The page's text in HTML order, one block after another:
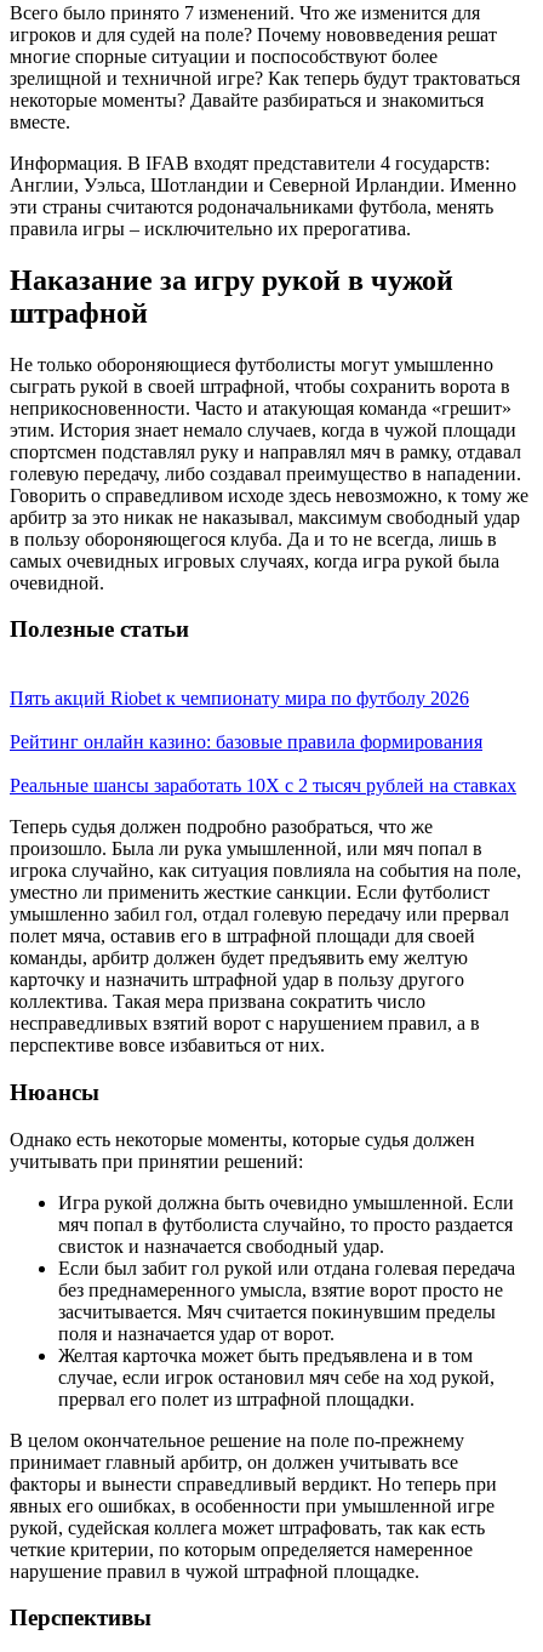
Всего было принято 7 изменений. Что же изменится для
игроков и для судей на поле? Почему нововведения решат
многие спорные ситуации и поспособствуют более
зрелищной и техничной игре? Как теперь будут трактоваться
некоторые моменты? Давайте разбираться и знакомиться
вместе.
Информация. В IFAB входят представители 4 государств:
Англии, Уэльса, Шотландии и Северной Ирландии. Именно
эти страны считаются родоначальниками футбола, менять
правила игры – исключительно их прерогатива.
Наказание за игру рукой в чужой
штрафной
Не только обороняющиеся футболисты могут умышленно
сыграть рукой в своей штрафной, чтобы сохранить ворота в
неприкосновенности. Часто и атакующая команда «грешит»
этим. История знает немало случаев, когда в чужой площади
спортсмен подставлял руку и направлял мяч в рамку, отдавал
голевую передачу, либо создавал преимущество в нападении.
Говорить о справедливом исходе здесь невозможно, к тому же
арбитр за это никак не наказывал, максимум свободный удар
в пользу обороняющегося клуба. Да и то не всегда, лишь в
самых очевидных игровых случаях, когда игра рукой была
очевидной.
Полезные статьи
Пять акций Riobet к чемпионату мира по футболу 2026
Рейтинг онлайн казино: базовые правила формирования
Реальные шансы заработать 10X с 2 тысяч рублей на ставках
Теперь судья должен подробно разобраться, что же
произошло. Была ли рука умышленной, или мяч попал в
игрока случайно, как ситуация повлияла на события на поле,
уместно ли применить жесткие санкции. Если футболист
умышленно забил гол, отдал голевую передачу или прервал
полет мяча, оставив его в штрафной площади для своей
команды, арбитр должен будет предъявить ему желтую
карточку и назначить штрафной удар в пользу другого
коллектива. Такая мера призвана сократить число
несправедливых взятий ворот с нарушением правил, а в
перспективе вовсе избавиться от них.
Нюансы
Однако есть некоторые моменты, которые судья должен
учитывать при принятии решений:
Игра рукой должна быть очевидно умышленной. Если
мяч попал в футболиста случайно, то просто раздается
свисток и назначается свободный удар.
Если был забит гол рукой или отдана голевая передача
без преднамеренного умысла, взятие ворот просто не
засчитывается. Мяч считается покинувшим пределы
поля и назначается удар от ворот.
Желтая карточка может быть предъявлена и в том
случае, если игрок остановил мяч себе на ход рукой,
прервал его полет из штрафной площадки.
В целом окончательное решение на поле по-прежнему
принимает главный арбитр, он должен учитывать все
факторы и вынести справедливый вердикт. Но теперь при
явных его ошибках, в особенности при умышленной игре
рукой, судейская коллега может штрафовать, так как есть
четкие критерии, по которым определяется намеренное
нарушение правил в чужой штрафной площадке.
Перспективы